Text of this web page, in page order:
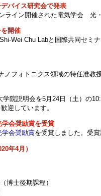
バイス研究会で発表
ライン開催された電気学会 光
開催
Wei Chu Labと国際共同セミ
ノフォトニクス領域の特任准教
院説明会を5月24日（土）の
迎しています。
会奨励賞を受賞
学会奨励賞を受賞しました。受
年4月）
博士後期課程）